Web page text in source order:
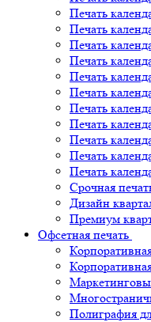
Печать
Печать
Печать
Печать
Печать
Печать
Печать
Печать
Печать
Печать
Печать
Срочная
Дизайн
Премиум
Офсетная печать
Полиграфия